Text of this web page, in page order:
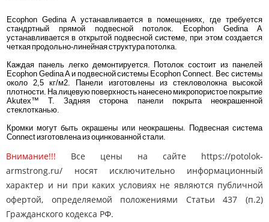
Ecophon Gedina A устанавливается в помещениях, где требуется
стандртный прямой подвесной потолок. Ecophon Gedina A
устанавливается в открытой подвесной системе, при этом создается
четкая продольно-линейная структура потолка.
Каждая панель легко демонтируется. Потолок состоит из панелей
Ecophon Gedina A и подвесной системы Ecophon Connect. Вес системы
около 2,5 кг/м2. Панели изготовлены из стекловолокна высокой
плотности. На лицевую поверхность нанесено микропористое покрытие
Akutex™ T. Задняя сторона панели покрыта неокрашенной
стеклотканью.
Кромки могут быть окрашены или неокрашены. Подвесная система
Connect изготовлена из оцинкованной стали.
Внимание!!! Все цены на сайте https://potolok-
armstrong.ru/ носят исключительно информационный
характер и ни при каких условиях не являются публичной
офертой, определяемой положениями Статьи 437 (п.2)
Гражданского кодекса РФ.